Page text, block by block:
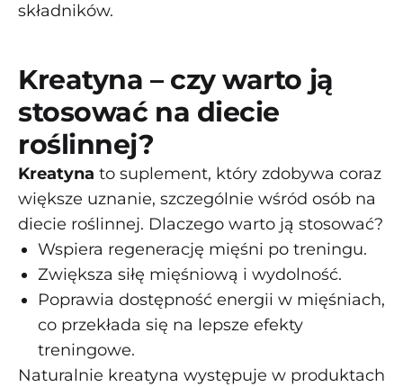
składników.
Kreatyna – czy warto ją
stosować na diecie
roślinnej?
Kreatyna to suplement, który zdobywa coraz
większe uznanie, szczególnie wśród osób na
diecie roślinnej. Dlaczego warto ją stosować?
Wspiera regenerację mięśni po treningu.
Zwiększa siłę mięśniową i wydolność.
Poprawia dostępność energii w mięśniach,
co przekłada się na lepsze efekty
treningowe.
Naturalnie kreatyna występuje w produktach